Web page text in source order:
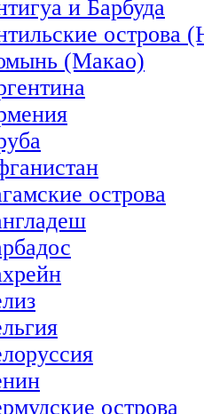
и Барбуда
острова
(Макао)
острова
острова